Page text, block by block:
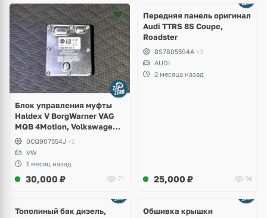
Блок управления муфты
Haldex V BorgWarner VAG
MQB 4Motion, Volkswagen
Tiguan
0CQ907554J +1
VW
1 месяц назад
30,000 ₽ 71
2 фото
Передняя панель оригинал
Audi TTRS 8S Coupe,
Roadster
8S7805594A +3
AUDI
2 месяца назад
25,000 ₽ 96
Тополиный бак дизель,
Обшивка крышки